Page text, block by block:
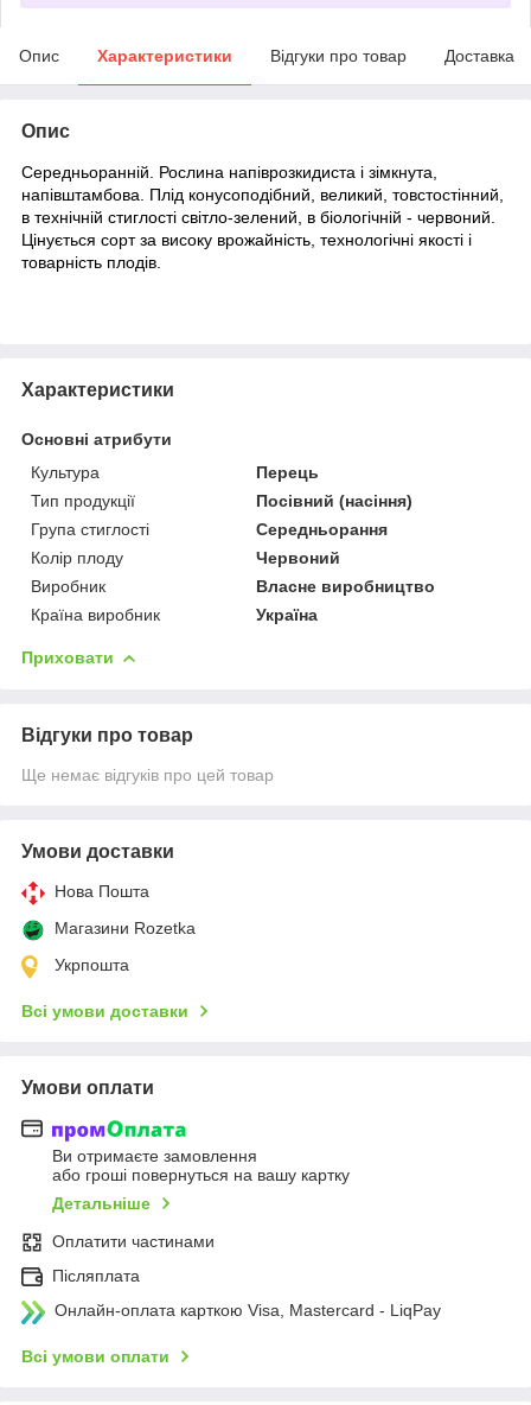
Опис Характеристики Відгуки про товар Доставка
Опис
Середньоранній. Рослина напіврозкидиста і зімкнута,
напівштамбова. Плід конусоподібний, великий, товстостінний,
в технічній стиглості світло-зелений, в біологічній - червоний.
Цінується сорт за високу врожайність, технологічні якості і
товарність плодів.
Характеристики
Основні атрибути
Культура
Перець
Тип продукції
Посівний (насіння)
Група стиглості
Середньорання
Колір плоду
Червоний
Виробник
Власне виробництво
Країна виробник
Україна
Приховати
Відгуки про товар
Ще немає відгуків про цей товар
Умови доставки
Нова Пошта
Магазини Rozetka
Укрпошта
Всі умови доставки
Умови оплати
Ви отримаєте замовлення
або гроші повернуться на вашу картку
Детальніше
Оплатити частинами
Післяплата
Онлайн-оплата карткою Visa, Mastercard - LiqPay
Всі умови оплати